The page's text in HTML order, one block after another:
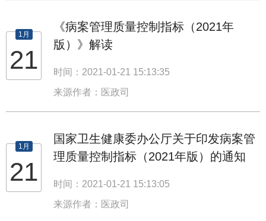
1月
21
《病案管理质量控制指标（2021年
版）》解读
时间：2021-01-21 15:13:35
来源作者：医政司
1月
21
国家卫生健康委办公厅关于印发病案管
理质量控制指标（2021年版）的通知
时间：2021-01-21 15:13:05
来源作者：医政司